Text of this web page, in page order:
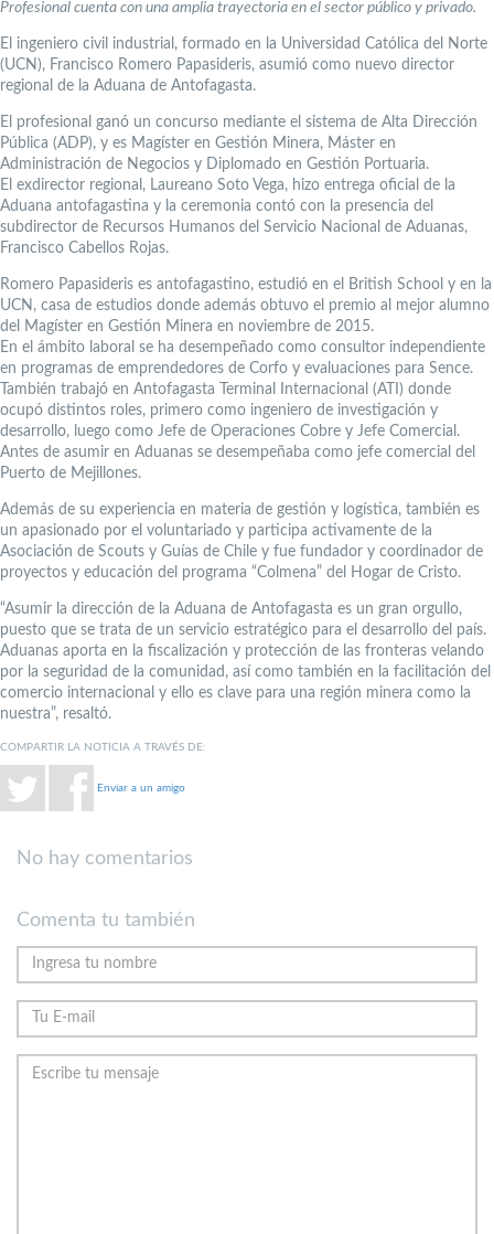
Profesional cuenta con una amplia trayectoria en el sector público y privado.
El ingeniero civil industrial, formado en la Universidad Católica del Norte
(UCN), Francisco Romero Papasideris, asumió como nuevo director
regional de la Aduana de Antofagasta.
El profesional ganó un concurso mediante el sistema de Alta Dirección
Pública (ADP), y es Magíster en Gestión Minera, Máster en
Administración de Negocios y Diplomado en Gestión Portuaria.
El exdirector regional, Laureano Soto Vega, hizo entrega oficial de la
Aduana antofagastina y la ceremonia contó con la presencia del
subdirector de Recursos Humanos del Servicio Nacional de Aduanas,
Francisco Cabellos Rojas.
Romero Papasideris es antofagastino, estudió en el British School y en la
UCN, casa de estudios donde además obtuvo el premio al mejor alumno
del Magíster en Gestión Minera en noviembre de 2015.
En el ámbito laboral se ha desempeñado como consultor independiente
en programas de emprendedores de Corfo y evaluaciones para Sence.
También trabajó en Antofagasta Terminal Internacional (ATI) donde
ocupó distintos roles, primero como ingeniero de investigación y
desarrollo, luego como Jefe de Operaciones Cobre y Jefe Comercial.
Antes de asumir en Aduanas se desempeñaba como jefe comercial del
Puerto de Mejillones.
Además de su experiencia en materia de gestión y logística, también es
un apasionado por el voluntariado y participa activamente de la
Asociación de Scouts y Guías de Chile y fue fundador y coordinador de
proyectos y educación del programa “Colmena” del Hogar de Cristo.
“Asumir la dirección de la Aduana de Antofagasta es un gran orgullo,
puesto que se trata de un servicio estratégico para el desarrollo del país.
Aduanas aporta en la fiscalización y protección de las fronteras velando
por la seguridad de la comunidad, así como también en la facilitación del
comercio internacional y ello es clave para una región minera como la
nuestra”, resaltó.
COMPARTIR LA NOTICIA A TRAVÉS DE:
Enviar a un amigo
No hay comentarios
Comenta tu también